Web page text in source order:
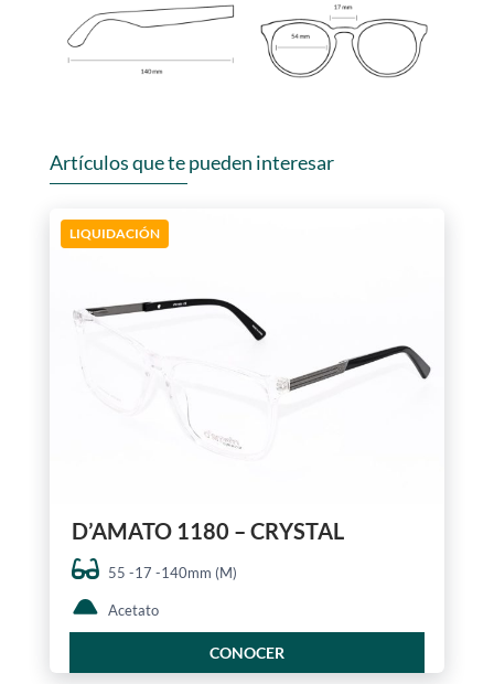
Artículos que te pueden interesar
LIQUIDACIÓN
D’AMATO 1180 – CRYSTAL
55 -17 -140mm (M)
Acetato
CONOCER